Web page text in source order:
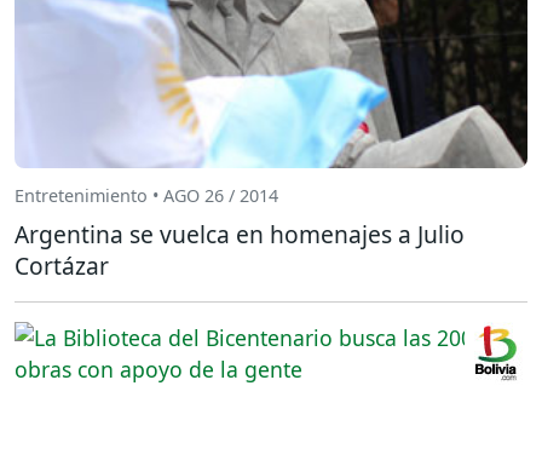
Entretenimiento • AGO 26 / 2014
Argentina se vuelca en homenajes a Julio
Cortázar